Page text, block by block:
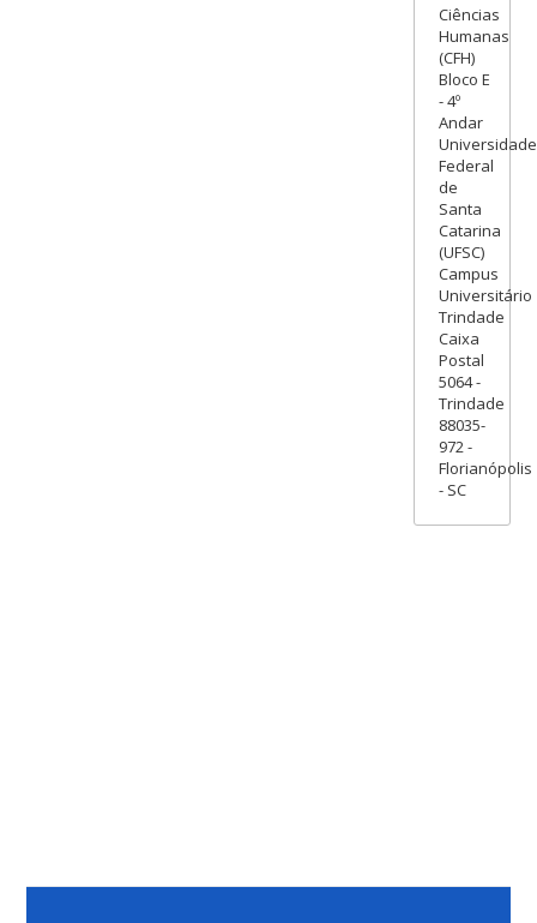
Ciências
Humanas
(CFH)
Bloco E
- 4º
Andar
Universidade
Federal
de
Santa
Catarina
(UFSC)
Campus
Universitário
Trindade
Caixa
Postal
5064 -
Trindade
88035-
972 -
Florianópolis
- SC